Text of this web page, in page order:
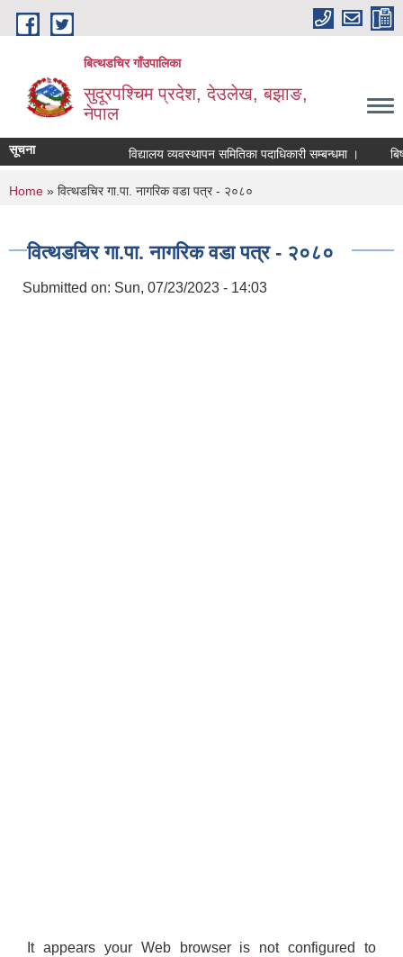
Skip to main content
बित्थडचिर गाँउपालिका
सुदूरपश्चिम प्रदेश, देउलेख, बझाङ,
नेपाल
सूचना विद्यालय व्यवस्थापन समितिका पदाधिकारी सम्बन्धमा ।
You are here
Home » वित्थडचिर गा.पा. नागरिक वडा पत्र - २०८०
वित्थडचिर गा.पा. नागरिक वडा पत्र - २०८०
Submitted on: Sun, 07/23/2023 - 14:03
It appears your Web browser is not configured to